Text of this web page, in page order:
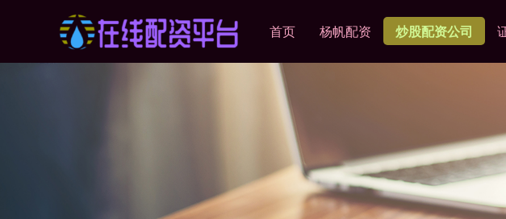
首页 杨帆配资 炒股配资公司